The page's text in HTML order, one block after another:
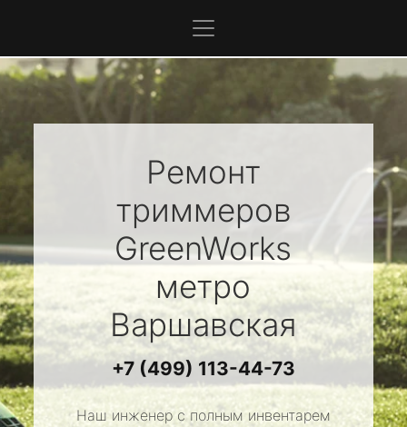
Ремонт
триммеров
GreenWorks
метро
Варшавская
+7 (499) 113-44-73
Наш инженер с полным инвентарем